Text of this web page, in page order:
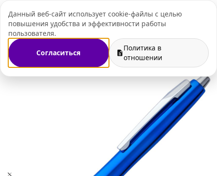
Данный веб-сайт использует cookie-файлы с целью
повышения удобства и эффективности работы
пользователя.
Согласиться
Политика в
отношении
+7 (495) 109-07-
Ручки с логотипом Пластиковые ручки с логотипом